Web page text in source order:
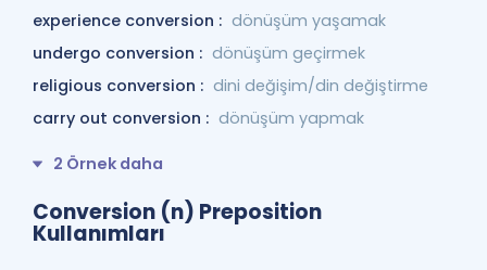
experience conversion : dönüşüm yaşamak
undergo conversion : dönüşüm geçirmek
religious conversion : dini değişim/din değiştirme
carry out conversion : dönüşüm yapmak
2 Örnek daha
Conversion (n) Preposition
Kullanımları